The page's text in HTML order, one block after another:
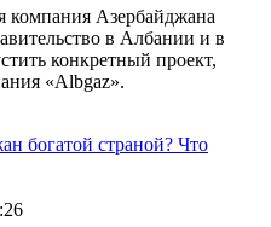
компания Азербайджана
в Албании и в
конкретный проект,
«Albgaz».